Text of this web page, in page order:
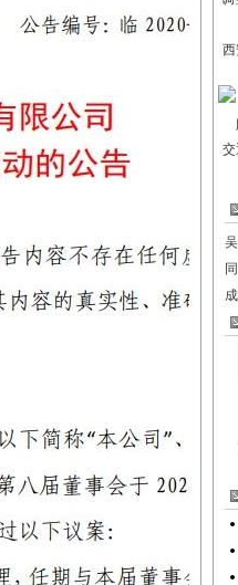
西